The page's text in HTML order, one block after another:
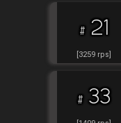
# 21
[3259 rps]
# 33